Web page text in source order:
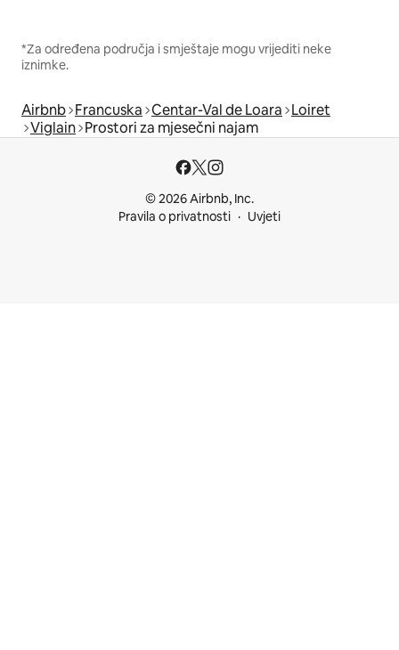
*Za određena područja i smještaje mogu vrijediti neke
iznimke.
Airbnb Francuska Centar-Val de Loara Loiret
Viglain Prostori za mjesečni najam
© 2026 Airbnb, Inc.
Pravila o privatnosti
Uvjeti